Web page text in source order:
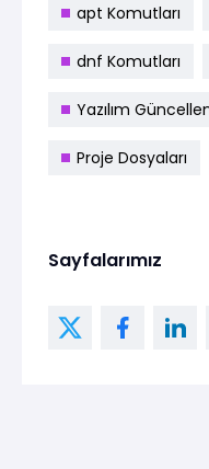
apt Komutları
dnf Komutları
Yazılım
Proje Dosyaları
Sayfalarımız